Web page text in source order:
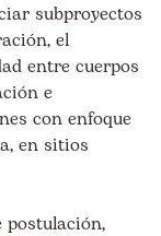
subproyectos
el
entre cuerpos
e
con enfoque
en sitios
postulación,